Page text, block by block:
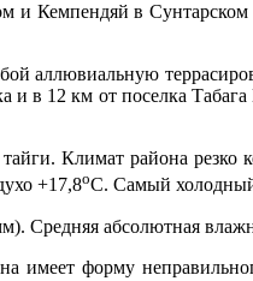
Кемпендяй в
аллювиальную
в 12 км от поселка
Климат района резко
+17,8оС. Самый холодный
абсолютная
имеет форму